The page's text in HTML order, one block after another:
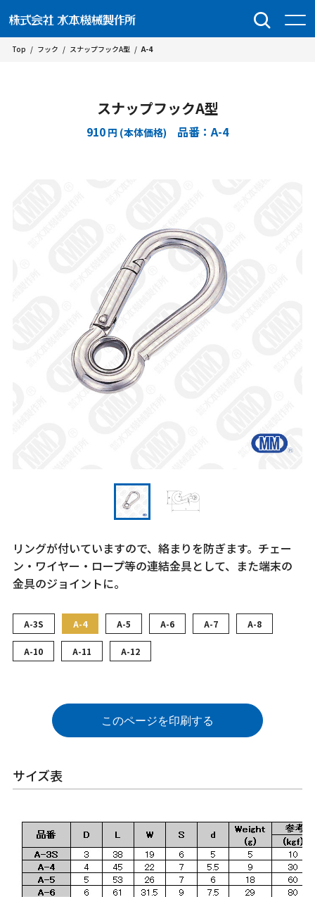
Top / フック / スナップフックA型 / A-4
スナップフックA型
910 円 (本体価格) 品番：A-4
リングが付いていますので、絡まりを防ぎます。チェー
ン・ワイヤー・ロープ等の連結金具として、また端末の
金具のジョイントに。
A-3S A-4 A-5 A-6 A-7 A-8
A-10 A-11 A-12
このページを印刷する
サイズ表